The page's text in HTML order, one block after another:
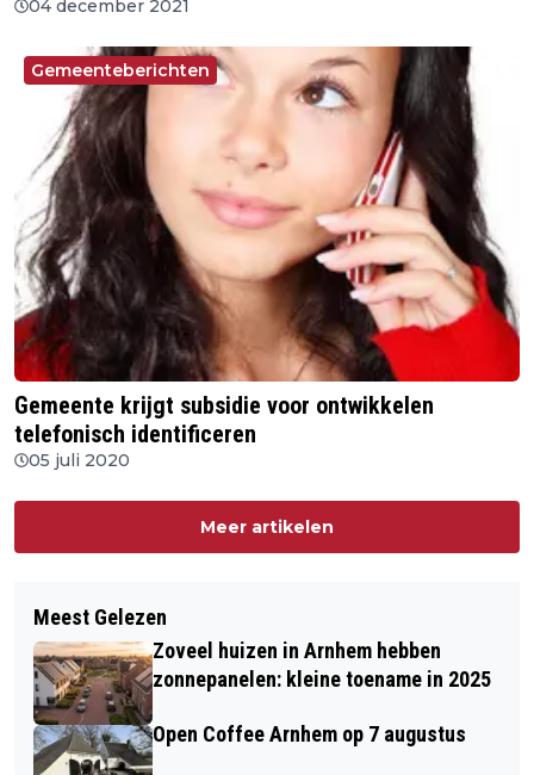
04 december 2021
Gemeenteberichten
Gemeente krijgt subsidie voor ontwikkelen
telefonisch identificeren
05 juli 2020
Meer artikelen
Meest Gelezen
Zoveel huizen in Arnhem hebben
zonnepanelen: kleine toename in 2025
Open Coffee Arnhem op 7 augustus